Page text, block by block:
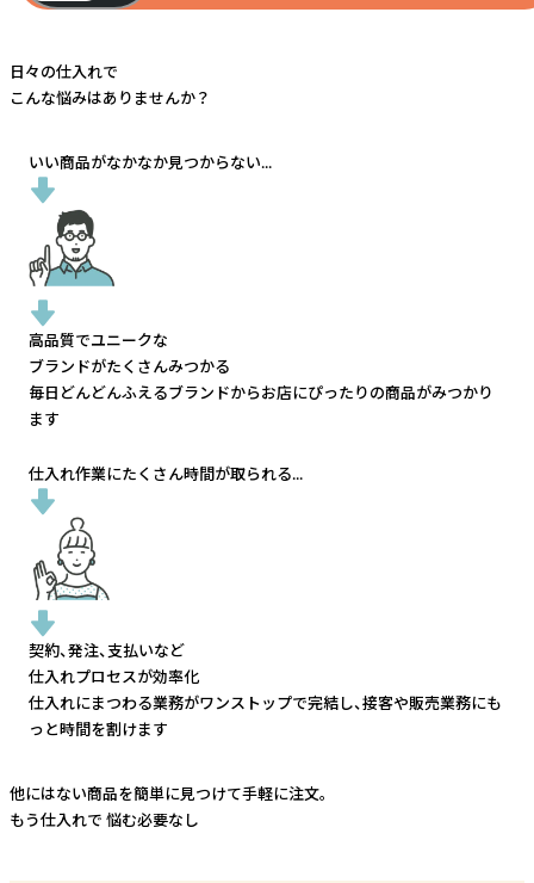
日々の仕入れで
こんな悩みはありませんか？
いい商品がなかなか見つからない...
高品質でユニークな
ブランドがたくさんみつかる
毎日どんどんふえるブランドからお店にぴったりの商品がみつかり
ます
仕入れ作業にたくさん時間が取られる...
契約、発注、支払いなど
仕入れプロセスが効率化
仕入れにまつわる業務がワンストップで完結し、接客や販売業務にも
っと時間を割けます
他にはない商品を簡単に見つけて手軽に注文。
もう仕入れで 悩む必要なし